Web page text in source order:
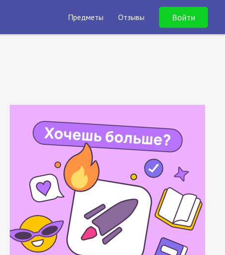
Предметы Отзывы Войти